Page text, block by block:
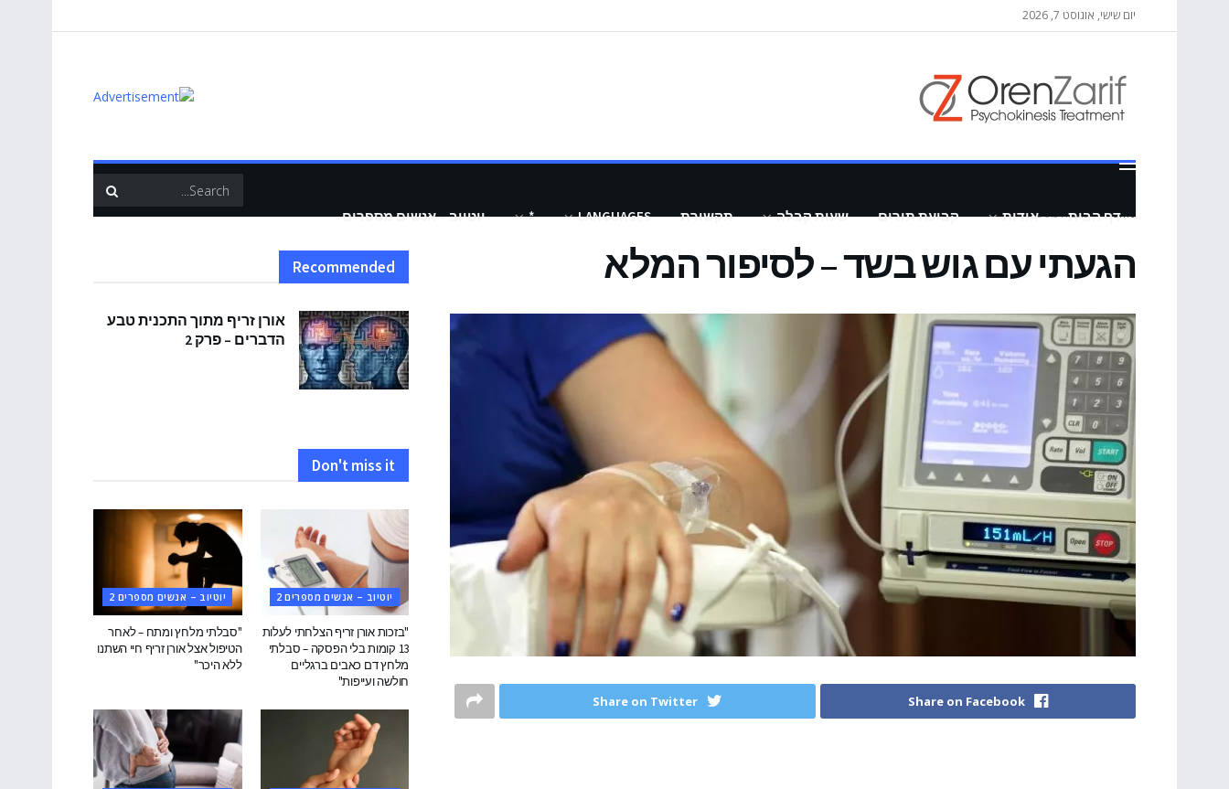
יום שישי, אוגוסט 7, 2026
דף הבית אודות קביעת תורים שעות קבלה תקשורת LANGUAGES
* יוטיוב – אנשים מספרים Home כתבות נוספות
הגעתי עם גוש בשד – לסיפור המלא
Share on Facebook
Share on Twitter
Recommended
אורן זריף מתוך התכנית טבע
הדברים – פרק 2
Don't miss it
יוטיוב – אנשים מספרים 2
"בזכות אורן זריף הצלחתי לעלות
13 קומות בלי הפסקה – סבלתי
מלחץ דם כאבים ברגליים
חולשה ועייפות"
יוטיוב – אנשים מספרים 2
"סבלתי מלחץ ומתח – לאחר
הטיפול אצל אורן זריף חיי השתנו
ללא היכר"